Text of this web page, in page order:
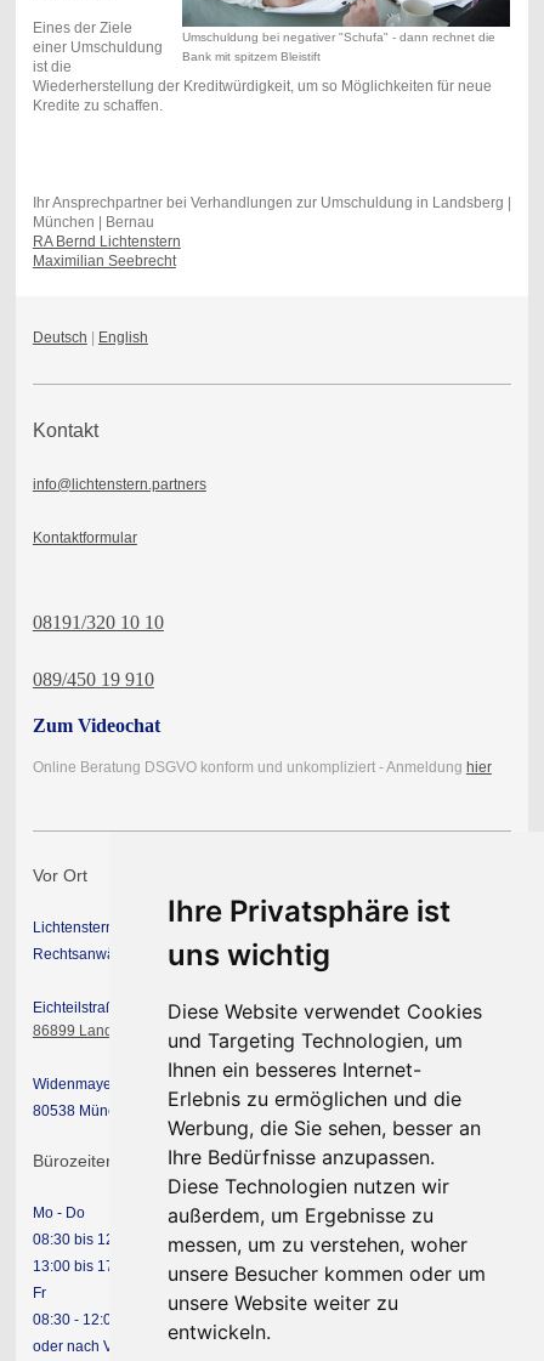
Ihre Privatsphäre ist
uns wichtig
Diese Website verwendet Cookies
und Targeting Technologien, um
Ihnen ein besseres Internet-
Erlebnis zu ermöglichen und die
Werbung, die Sie sehen, besser an
Ihre Bedürfnisse anzupassen.
Diese Technologien nutzen wir
außerdem, um Ergebnisse zu
messen, um zu verstehen, woher
unsere Besucher kommen oder um
unsere Website weiter zu
entwickeln.
Umschuldung bei negativer "Schufa" - dann rechnet die
Bank mit spitzem Bleistift
Eines der Ziele
einer Umschuldung
ist die
Wiederherstellung der Kreditwürdigkeit, um so Möglichkeiten für neue
Kredite zu schaffen.
Ihr Ansprechpartner bei Verhandlungen zur Umschuldung in Landsberg |
München | Bernau
RA Bernd Lichtenstern
Maximilian Seebrecht
Deutsch | English
Kontakt
info@lichtenstern.partners
Kontaktformular
08191/320 10 10
089/450 19 910
Zum Videochat
Online Beratung DSGVO konform und unkompliziert - Anmeldung hier
Vor Ort
Lichtenstern & Partner mbB
Rechtsanwälte Steuerberater
Eichteilstraße 19
86899 Landsberg am Lech
Widenmayerstraße 49
80538 München
Bürozeiten
Mo - Do
08:30 bis 12:00 Uhr
13:00 bis 17:00 Uhr
Fr
08:30 - 12:00 Uhr
oder nach Vereinbarung